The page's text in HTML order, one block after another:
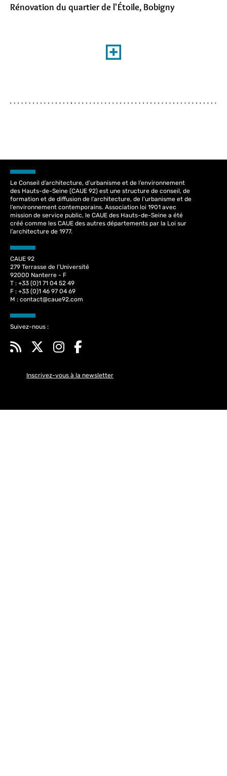
Rénovation du quartier de l'Étoile, Bobigny
Le Conseil d’architecture, d’urbanisme et de l’environnement
des Hauts-de-Seine (CAUE 92) est une structure de conseil, de
formation et de diffusion de l’architecture, de l’urbanisme et de
l’environnement contemporains. Association loi 1901 avec
mission de service public, le CAUE des Hauts-de-Seine a été
créé comme les CAUE des autres départements par la Loi sur
l’architecture de 1977.
CAUE 92
279 Terrasse de l’Université
92000 Nanterre - F
T : +33 (0)1 71 04 52 49
F : +33 (0)1 46 97 04 69
M : contact@caue92.com
Suivez-nous :
Inscrivez-vous à la newsletter